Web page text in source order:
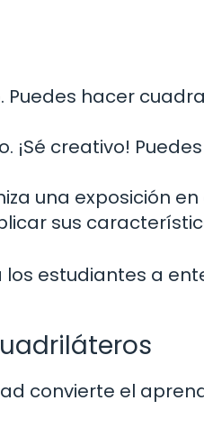
hacer
creativo!
una exposición en
sus
los estudiantes a
convierte el